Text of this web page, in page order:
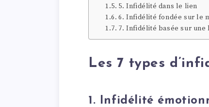
5. Infidélité dans le lien
6. Infidélité fondée sur le
7. Infidélité basée sur une
Les 7 types
1. Infidélité